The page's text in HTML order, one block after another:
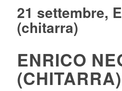
21 settembre,
(chitarra)
ENRICO